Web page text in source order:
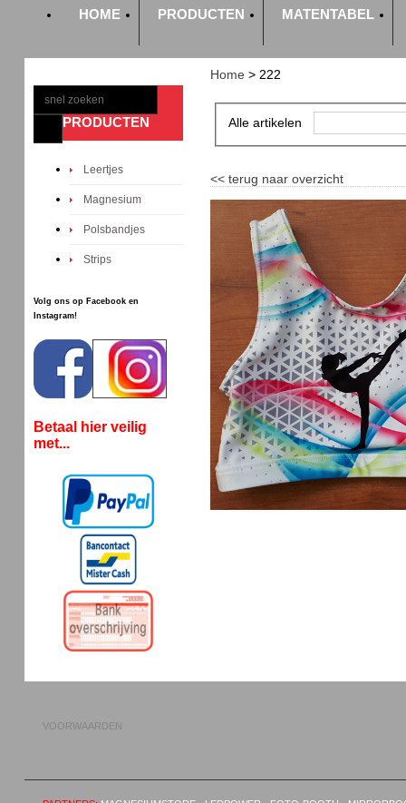
HOME PRODUCTEN MATENTABEL
PRODUCTEN
Leertjes
Magnesium
Polsbandjes
Strips
Volg ons op Facebook en
Instagram!
Betaal hier veilig
met...
Home> 222
Alle artikelen
<< terug naar overzicht
VOORWAARDEN